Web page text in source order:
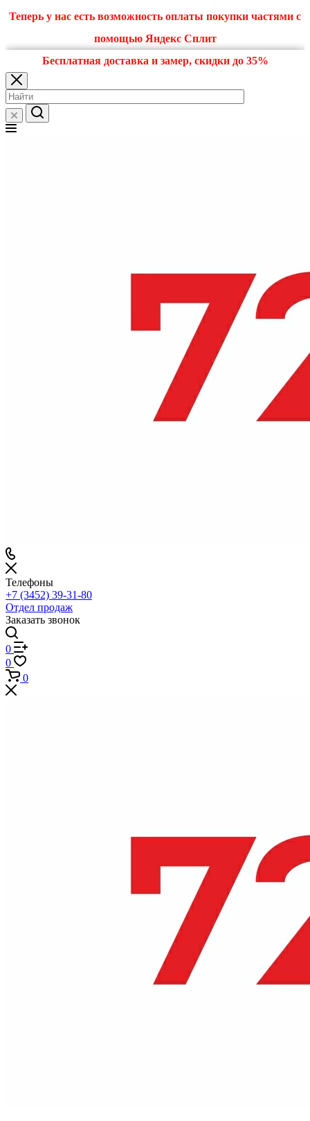
Теперь у нас есть возможность оплаты покупки частями с
помощью Яндекс Сплит
Бесплатная доставка и замер, скидки до 35%
Телефоны
+7 (3452) 39-31-80
Отдел продаж
Заказать звонок
0
0
0